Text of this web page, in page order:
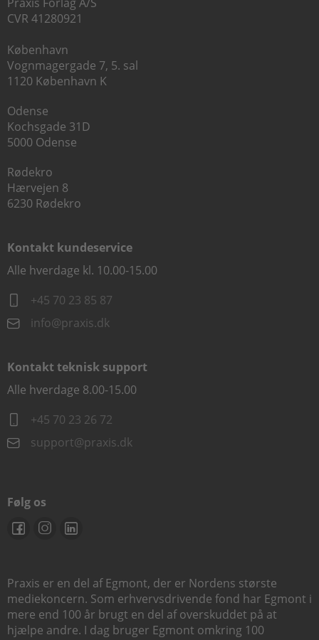
CVR 41280921
København
Vognmagergade 7, 5. sal
1120 København K
Odense
Kochsgade 31D
5000 Odense
Rødekro
Hærvejen 8
6230 Rødekro
Kontakt kundeservice
Alle hverdage kl. 10.00-15.00
+45 70 23 85 87
info@praxis.dk
Kontakt teknisk support
Alle hverdage 8.00-15.00
+45 70 23 26 72
support@praxis.dk
Følg os
Praxis er en del af Egmont, der er Nordens største
mediekoncern. Som erhvervsdrivende fond har Egmont i
mere end 100 år brugt en del af overskuddet på at
hjælpe andre. I dag bruger Egmont omkring 100